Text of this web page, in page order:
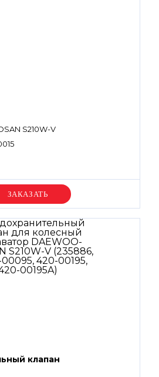
S210W-V
цену
клапан